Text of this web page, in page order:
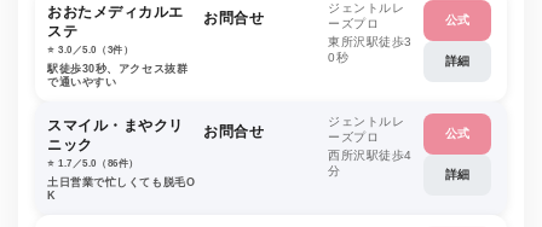
おおたメディカルエ
ステ
⭐️ 3.0／5.0（3件）
駅徒歩30秒、アクセス抜群
で通いやすい
お問合せ
ジェントルレ
ーズプロ
東所沢駅徒歩3
0秒
公式
詳細
スマイル・まやクリ
ニック
⭐️ 1.7／5.0（86件）
土日営業で忙しくても脱毛O
K
お問合せ
ジェントルレ
ーズプロ
西所沢駅徒歩4
分
公式
詳細